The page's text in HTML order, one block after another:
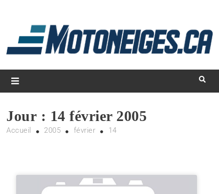
Magazine Motoneiges.ca
Jour : 14 février 2005
Accueil 2005 février 14